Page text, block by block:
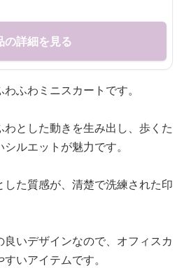
の詳細を見る
ふわミニスカートです。
とした動きを生み出し、歩くた
ルエットが魅力です。
た質感が、清楚で洗練された印
良いデザインなので、オフィスカ
いアイテムです。